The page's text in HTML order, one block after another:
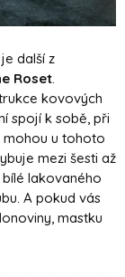
další z
Roset.
kovových
spojí k sobě, při
u tohoto
mezi šesti až
lakovaného
A pokud vás
mastku